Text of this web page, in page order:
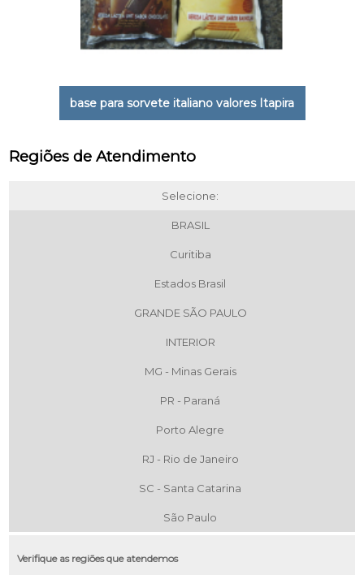
base para sorvete italiano valores Itapira
Regiões de Atendimento
Selecione:
BRASIL
Curitiba
Estados Brasil
GRANDE SÃO PAULO
INTERIOR
MG - Minas Gerais
PR - Paraná
Porto Alegre
RJ - Rio de Janeiro
SC - Santa Catarina
São Paulo
Verifique as regiões que atendemos